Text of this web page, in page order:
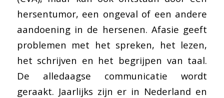
hersentumor, een ongeval of een andere
aandoening in de hersenen. Afasie geeft
problemen met het spreken, het lezen,
het schrijven en het begrijpen van taal.
De alledaagse communicatie wordt
geraakt. Jaarlijks zijn er in Nederland en